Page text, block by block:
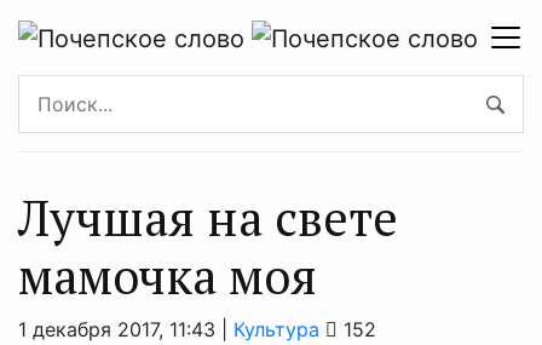
Лучшая на свете
мамочка моя
1 декабря 2017, 11:43 | Культура 152